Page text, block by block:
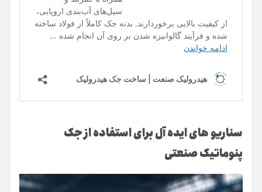
سناریو های ایده آل برای استفاده از جک
پنوماتیک صنعتی